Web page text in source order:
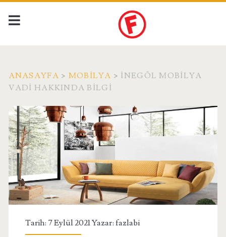
ANASAYFA > MOBILYA > İNEGÖL MOBILYA
VADI HAKKINDA BILGI
Tarih: 7 Eylül 2021 Yazar: fazlabi